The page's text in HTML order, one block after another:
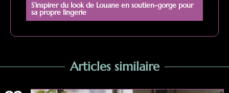
S’inspirer du look de Louane en soutien-gorge pour
sa propre lingerie
Articles similaire